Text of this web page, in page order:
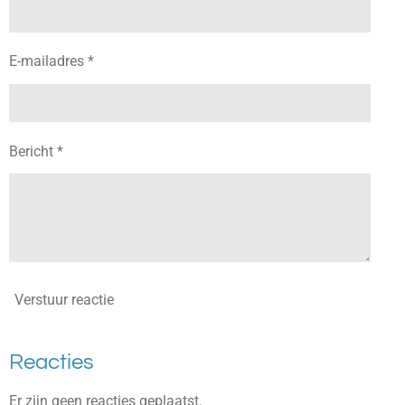
E-mailadres *
Bericht *
Verstuur reactie
Reacties
Er zijn geen reacties geplaatst.